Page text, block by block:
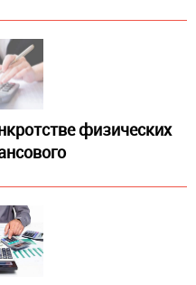
физических